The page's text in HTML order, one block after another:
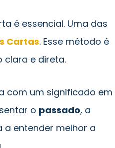
é essencial. Uma das
Cartas. Esse método é
clara e direta.
com um significado em
o passado, a
a entender melhor a